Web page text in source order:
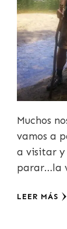
Muchos
vamos a
a visitar y
parar…la
LEER MÁS